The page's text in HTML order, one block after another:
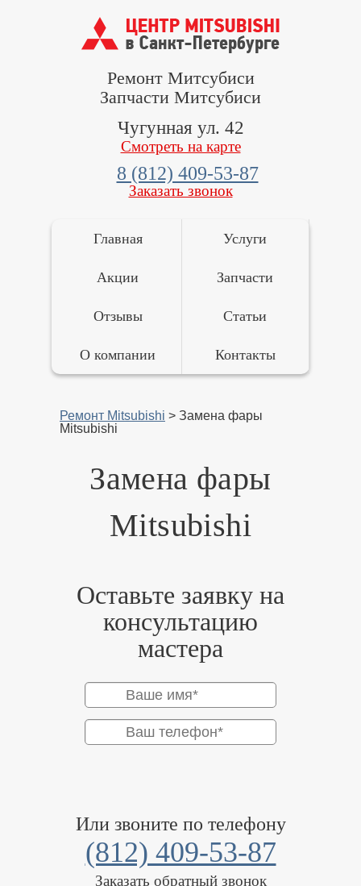
Ремонт Митсубиси
Запчасти Митсубиси
Чугунная ул. 42
Смотреть на карте
8 (812) 409-53-87
Заказать звонок
Главная
Акции
Услуги
Запчасти
Отзывы Статьи
О компании Контакты
Ремонт Mitsubishi > Замена фары
Mitsubishi
Замена фары
Mitsubishi
Оставьте заявку на
консультацию
мастера
Или звоните по телефону
(812) 409-53-87
Заказать обратный звонок